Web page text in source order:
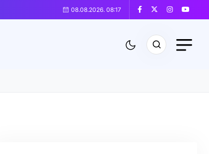
08.08.2026. 08:17